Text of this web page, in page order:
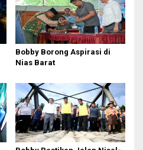
Bobby Borong Aspirasi di
Nias Barat